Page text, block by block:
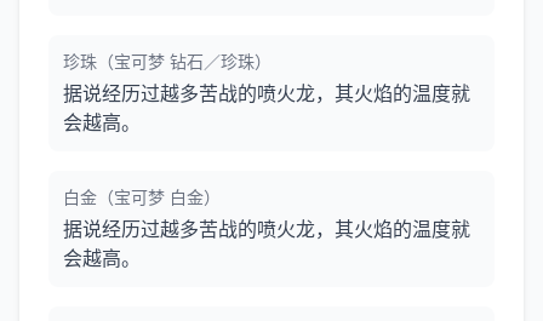
珍珠（宝可梦 钻石／珍珠）
据说经历过越多苦战的喷火龙，其火焰的温度就
会越高。
白金（宝可梦 白金）
据说经历过越多苦战的喷火龙，其火焰的温度就
会越高。